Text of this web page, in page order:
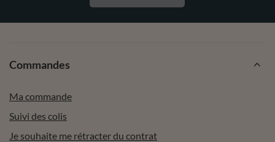
Commandes
Ma commande
Suivi des colis
Je souhaite me rétracter du contrat